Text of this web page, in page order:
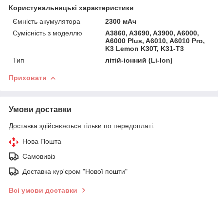
Користувальницькі характеристики
Ємність акумулятора
2300 мАч
Сумісність з моделлю
A3860, A3690, A3900, A6000,
A6000 Plus, A6010, A6010 Pro,
K3 Lemon K30T, K31-T3
Тип
літій-іонний (Li-Ion)
Приховати
Умови доставки
Доставка здійснюється тільки по передоплаті.
Нова Пошта
Самовивіз
Доставка кур'єром "Нової пошти"
Всі умови доставки